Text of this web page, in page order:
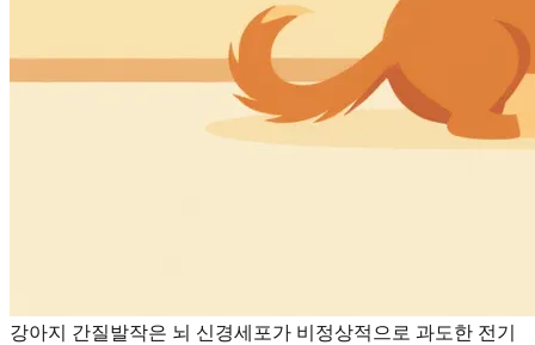
강아지 간질발작은 뇌 신경세포가 비정상적으로 과도한 전기